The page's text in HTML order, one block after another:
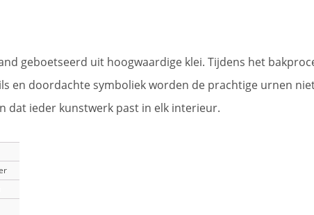
geboetseerd uit hoogwaardige klei. Tijdens het
en doordachte symboliek worden de prachtige urnen
dat ieder kunstwerk past in elk interieur.